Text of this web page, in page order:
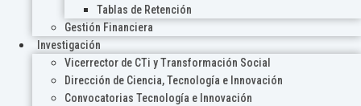
Tablas de Retención
Gestión Financiera
Investigación
Vicerrector de CTi y Transformación Social
Dirección de Ciencia, Tecnología e Innovación
Convocatorias Tecnología e Innovación